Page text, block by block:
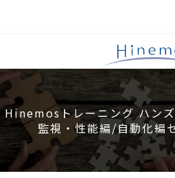
コ
ン
テ
ツHinemosトレーニング ハン
監視・性能編/自動化編